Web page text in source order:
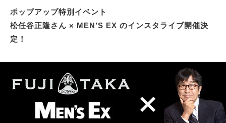
ポップアップ特別イベント
松任谷正隆さん × MEN’S EX のインスタライブ開催決
定！